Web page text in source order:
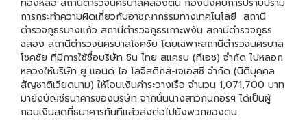
ทองหล่อ สถานีตำรวจนครบาลคลองตัน กองบังคับการปราบปราม
การกระทำความผิดเกี่ยวกับอาชญากรรมทางเทคโนโลยี สถานี
ตำรวจภูธรบางแก้ว สถานีตำรวจภูธรเกาะพงัน สถานีตำรวจภูธร
ฉลอง สถานีตำรวจนครบาลโชคชัย โดยเฉพาะสถานีตำรวจนครบาล
โชคชัย ที่มีการใช้ชื่อบริษัท ชิน ไทย สแครบ (ทีเอช) จำกัด ไปหลอก
หลวงให้บริษัท ยู แอนด์ ไอ โลจิสติกส์-เจเอสซี จำกัด (นิติบุคคล
สัญชาติเวียดนาม) ให้โอนเงินค่าระวางเรือ จำนวน 1,071,700 บาท
มายังบัญชีธนาคารของบริษัท จากนั้นนางสาวกนกอรฯ ได้เป็นผู้
ถอนเงินสดที่ธนาคารทันทีแล้วส่งต่อไปยังพวกของตน